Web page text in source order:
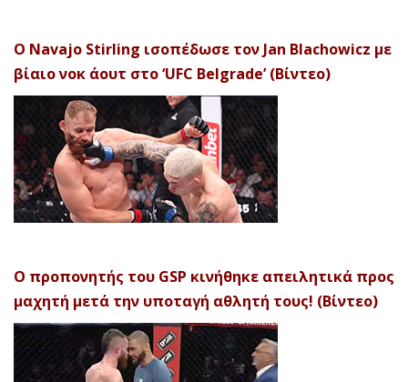
Ο Navajo Stirling ισοπέδωσε τον Jan Blachowicz με
βίαιο νοκ άουτ στο ‘UFC Belgrade’ (Βίντεο)
Ο προπονητής του GSP κινήθηκε απειλητικά προς
μαχητή μετά την υποταγή αθλητή τους! (Βίντεο)